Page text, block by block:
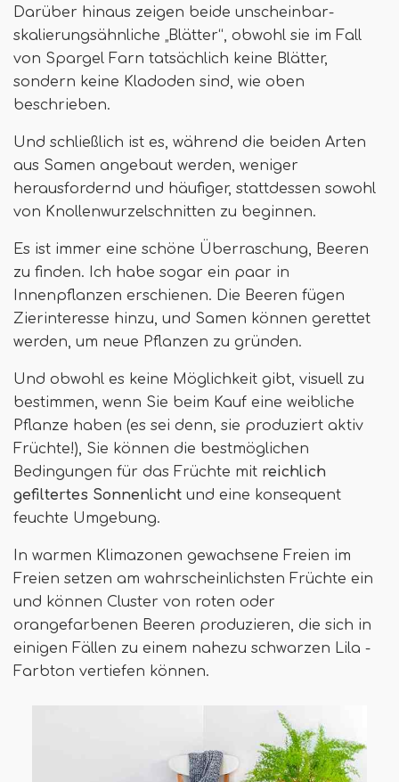
Darüber hinaus zeigen beide unscheinbar-
skalierungsähnliche „Blätter“, obwohl sie im Fall
von Spargel Farn tatsächlich keine Blätter,
sondern keine Kladoden sind, wie oben
beschrieben.
Und schließlich ist es, während die beiden Arten
aus Samen angebaut werden, weniger
herausfordernd und häufiger, stattdessen sowohl
von Knollenwurzelschnitten zu beginnen.
Es ist immer eine schöne Überraschung, Beeren
zu finden. Ich habe sogar ein paar in
Innenpflanzen erschienen. Die Beeren fügen
Zierinteresse hinzu, und Samen können gerettet
werden, um neue Pflanzen zu gründen.
Und obwohl es keine Möglichkeit gibt, visuell zu
bestimmen, wenn Sie beim Kauf eine weibliche
Pflanze haben (es sei denn, sie produziert aktiv
Früchte!), Sie können die bestmöglichen
Bedingungen für das Früchte mit reichlich
gefiltertes Sonnenlicht und eine konsequent
feuchte Umgebung.
In warmen Klimazonen gewachsene Freien im
Freien setzen am wahrscheinlichsten Früchte ein
und können Cluster von roten oder
orangefarbenen Beeren produzieren, die sich in
einigen Fällen zu einem nahezu schwarzen Lila -
Farbton vertiefen können.